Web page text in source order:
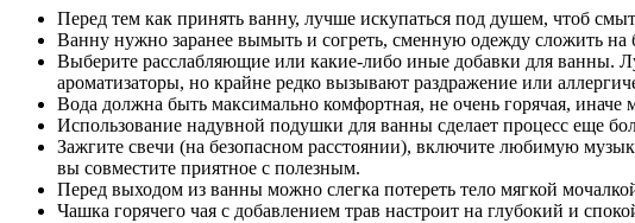
Перед тем как принять ванну, лучше искупаться под душем, чтоб
Ванну нужно заранее вымыть и согреть, сменную одежду сложить на
Выберите расслабляющие или какие-либо иные добавки для ванны.
ароматизаторы, но крайне редко вызывают раздражение или
Вода должна быть максимально комфортная, не очень горячая,
Использование надувной подушки для ванны сделает процесс еще
Зажгите свечи (на безопасном расстоянии), включите любимую
вы совместите приятное с полезным.
Перед выходом из ванны можно слегка потереть тело мягкой
Чашка горячего чая с добавлением трав настроит на глубокий и